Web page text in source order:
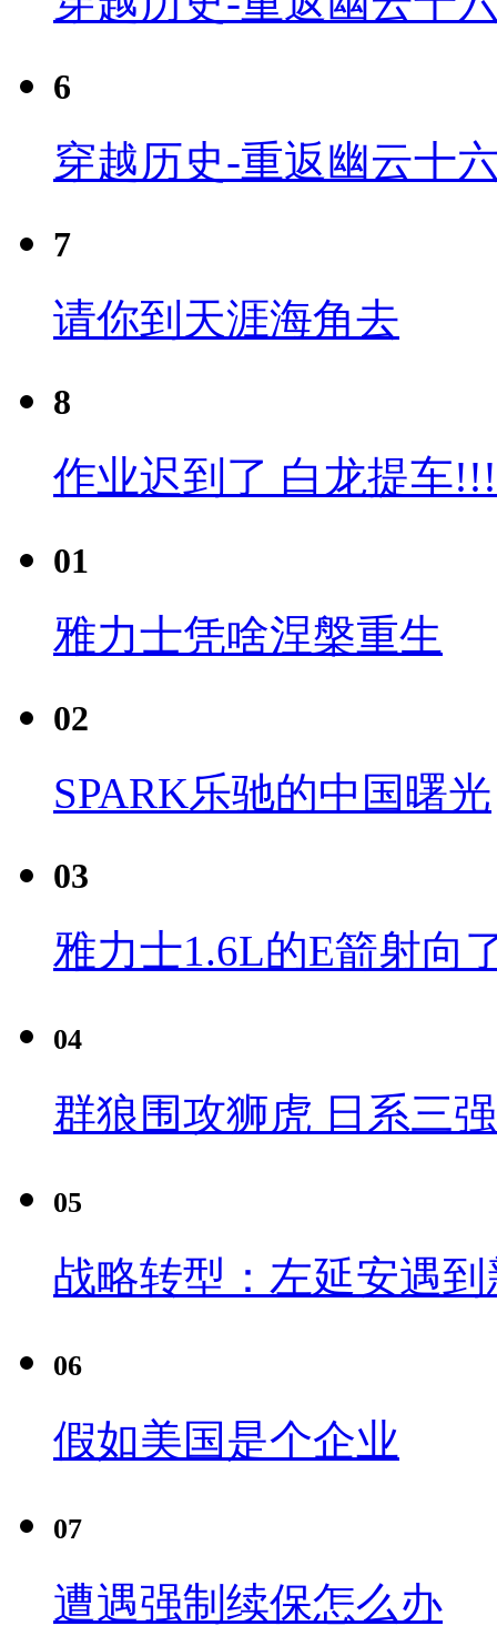
6
穿越历史-重返幽云十
7
请你到天涯海角去
8
作业迟到了 白龙提车
01
雅力士凭啥涅槃重生
02
SPARK乐驰的中国曙光
03
雅力士1.6L的E箭射向
04
群狼围攻狮虎 日系三
05
战略转型：左延安遇
06
假如美国是个企业
07
遭遇强制续保怎么办